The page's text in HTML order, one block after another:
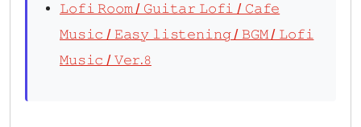
𝙻𝚘𝚏𝚒 𝚁𝚘𝚘𝚖 / 𝙶𝚞𝚒𝚝𝚊𝚛 𝙻𝚘𝚏𝚒 / 𝙲𝚊𝚏𝚎
𝙼𝚞𝚜𝚒𝚌 / 𝙴𝚊𝚜𝚢 𝚕𝚒𝚜𝚝𝚎𝚗𝚒𝚗𝚐 / 𝙱𝙶𝙼 / 𝙻𝚘𝚏𝚒
𝙼𝚞𝚜𝚒𝚌 / 𝚅𝚎𝚛.𝟾